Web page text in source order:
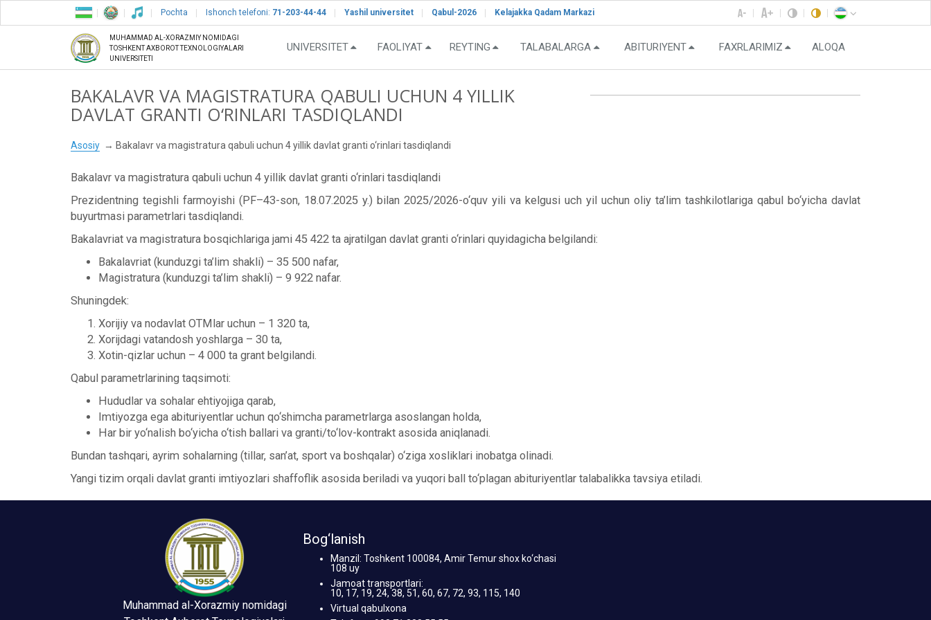
Pochta Ishonch telefoni: 71-203-44-44 Yashil universitet Qabul-2026 Kelajakka Qadam Markazi
MUHAMMAD AL-XORAZMIY NOMIDAGI
TOSHKENT AXBOROT TEXNOLOGIYALARI
UNIVERSITETI
UNIVERSITET FAOLIYAT REYTING TALABALARGA ABITURIYENT FAXRLARIMIZ ALOQA
BAKALAVR VA MAGISTRATURA QABULI UCHUN 4 YILLIK
DAVLAT GRANTI O‘RINLARI TASDIQLANDI
Asosiy Bakalavr va magistratura qabuli uchun 4 yillik davlat granti o‘rinlari tasdiqlandi
Bakalavr va magistratura qabuli uchun 4 yillik davlat granti o‘rinlari tasdiqlandi
Prezidentning tegishli farmoyishi (PF–43-son, 18.07.2025 y.) bilan 2025/2026-o‘quv yili va kelgusi uch yil uchun oliy ta’lim tashkilotlariga qabul bo‘yicha davlat
buyurtmasi parametrlari tasdiqlandi.
Bakalavriat va magistratura bosqichlariga jami 45 422 ta ajratilgan davlat granti o‘rinlari quyidagicha belgilandi:
Bakalavriat (kunduzgi ta’lim shakli) – 35 500 nafar,
Magistratura (kunduzgi ta’lim shakli) – 9 922 nafar.
Shuningdek:
Xorijiy va nodavlat OTMlar uchun – 1 320 ta,
Xorijdagi vatandosh yoshlarga – 30 ta,
Xotin-qizlar uchun – 4 000 ta grant belgilandi.
Qabul parametrlarining taqsimoti:
Hududlar va sohalar ehtiyojiga qarab,
Imtiyozga ega abituriyentlar uchun qo‘shimcha parametrlarga asoslangan holda,
Har bir yo‘nalish bo‘yicha o‘tish ballari va granti/to‘lov-kontrakt asosida aniqlanadi.
Bundan tashqari, ayrim sohalarning (tillar, san’at, sport va boshqalar) o‘ziga xosliklari inobatga olinadi.
Yangi tizim orqali davlat granti imtiyozlari shaffoflik asosida beriladi va yuqori ball to‘plagan abituriyentlar talabalikka tavsiya etiladi.
Muhammad al-Xorazmiy nomidagi
Bog‘lanish
Manzil: Toshkent 100084, Amir Temur shox ko‘chasi
108 uy
Jamoat transportlari:
10, 17, 19, 24, 38, 51, 60, 67, 72, 93, 115, 140
Virtual qabulxona